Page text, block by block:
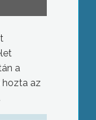
a
hozta az